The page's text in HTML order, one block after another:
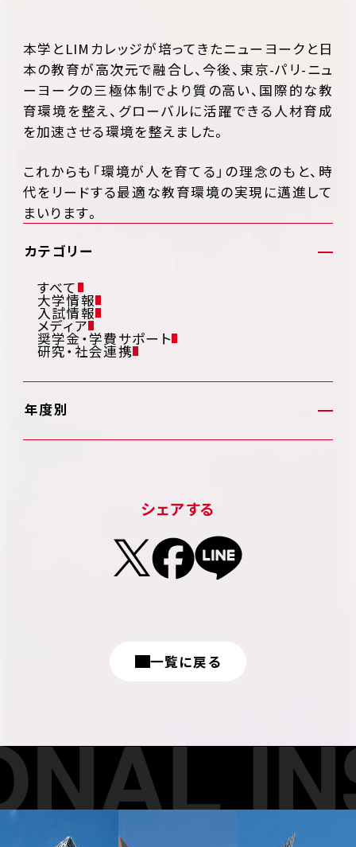
カテゴリー
すべて
大学情報
入試情報
メディア
奨学金・学費サポート
研究・社会連携
年度別
本学とLIMカレッジが培ってきたニューヨークと日
本の教育が高次元で融合し、今後、東京-パリ-ニュ
ーヨークの三極体制でより質の高い、国際的な教
育環境を整え、グローバルに活躍できる人材育成
を加速させる環境を整えました。
これからも「環境が人を育てる」の理念のもと、時
代をリードする最適な教育環境の実現に邁進して
まいります。
シェアする
一覧に戻る